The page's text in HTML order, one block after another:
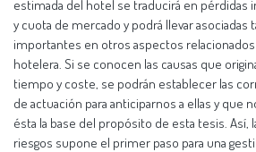
estimada del hotel se traducirá en pérdidas
y cuota de mercado y podrá llevar
importantes en otros aspectos relacionados
hotelera. Si se conocen las causas que
tiempo y coste, se podrán establecer las
de actuación para anticiparnos a ellas y que
ésta la base del propósito de esta tesis. Así,
riesgos supone el primer paso para una